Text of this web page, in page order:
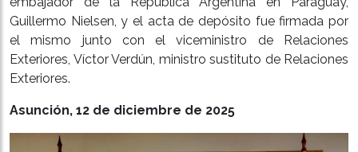
Guillermo Nielsen, y el acta de depósito fue firmada por
el mismo junto con el viceministro de Relaciones
Exteriores, Víctor Verdún, ministro sustituto de Relaciones
Exteriores.
Asunción, 12 de diciembre de 2025